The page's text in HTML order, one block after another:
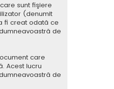
sunt fişiere
(denumit
fi creat odată ce
de
care
Acest lucru
de